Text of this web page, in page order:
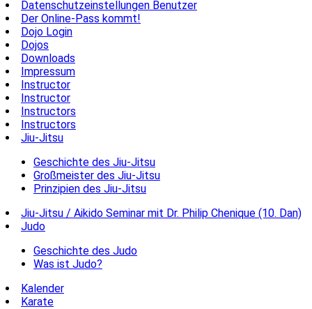
Datenschutzeinstellungen Benutzer
Der Online-Pass kommt!
Dojo Login
Dojos
Downloads
Impressum
Instructor
Instructor
Instructors
Instructors
Jiu-Jitsu
Geschichte des Jiu-Jitsu
Großmeister des Jiu-Jitsu
Prinzipien des Jiu-Jitsu
Jiu-Jitsu / Aikido Seminar mit Dr. Philip Chenique (10. Dan)
Judo
Geschichte des Judo
Was ist Judo?
Kalender
Karate